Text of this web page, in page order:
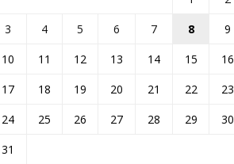
3
4 5 6 7 8
9
10
11 12 13 14 15
16
17
18 19 20 21 22
23
24
25 26 27 28 29
30
31